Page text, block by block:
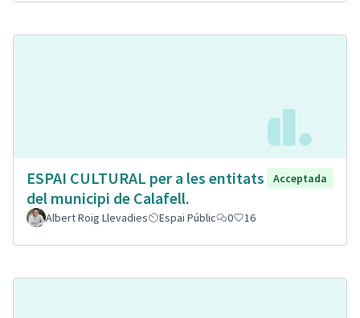
ESPAI CULTURAL per a les entitats
del municipi de Calafell.
Acceptada
Albert Roig Llevadies Espai Públic 0 16